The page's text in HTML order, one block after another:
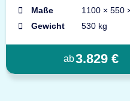
Maße
1100 × 550
Gewicht
530 kg
ab3.829 €